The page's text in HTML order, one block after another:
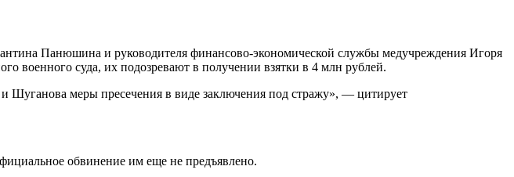
Панюшина и руководителя финансово-экономической службы медучреждения Игоря
военного суда, их подозревают в получении взятки в 4 млн рублей.
Шуганова меры пресечения в виде заключения под стражу», — цитирует
обвинение им еще не предъявлено.